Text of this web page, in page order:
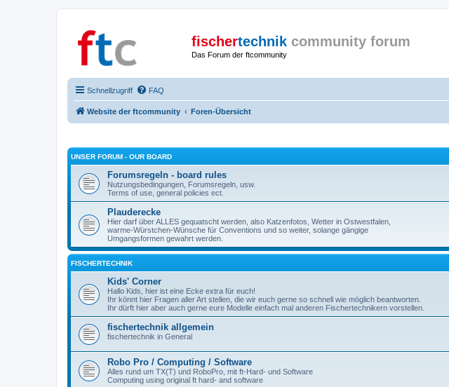
fischertechnik community forum
Das Forum der ftcommunity
Schnellzugriff FAQ
Website der ftcommunity Foren-Übersicht
UNSER FORUM - OUR BOARD
Forumsregeln - board rules
Nutzungsbedingungen, Forumsregeln, usw.
Terms of use, general policies ect.
Plauderecke
Hier darf über ALLES gequatscht werden, also Katzenfotos, Wetter in Ostwestfalen,
warme-Würstchen-Wünsche für Conventions und so weiter, solange gängige
Umgangsformen gewahrt werden.
FISCHERTECHNIK
Kids' Corner
Hallo Kids, hier ist eine Ecke extra für euch!
Ihr könnt hier Fragen aller Art stellen, die wir euch gerne so schnell wie möglich beantworten.
Ihr dürft hier aber auch gerne eure Modelle einfach mal anderen Fischertechnikern vorstellen.
fischertechnik allgemein
fischertechnik in General
Robo Pro / Computing / Software
Alles rund um TX(T) und RoboPro, mit ft-Hard- und Software
Computing using original ft hard- and software